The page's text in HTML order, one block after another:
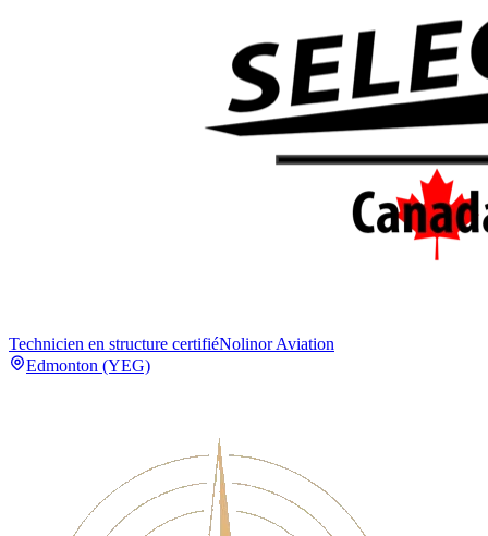
Technicien en structure certifiéNolinor Aviation
Edmonton (YEG)